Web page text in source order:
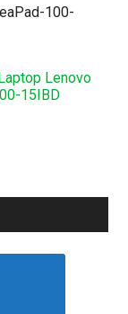
Lenovo
15IBD